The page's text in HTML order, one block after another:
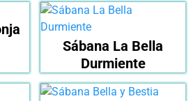
Sábana La Bella
Durmiente